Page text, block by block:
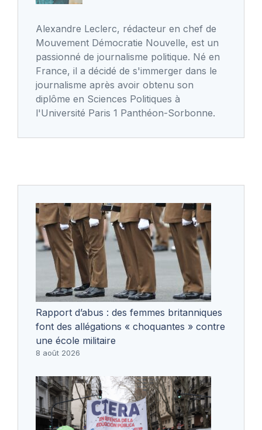
Alexandre Leclerc, rédacteur en chef de
Mouvement Démocratie Nouvelle, est un
passionné de journalisme politique. Né en
France, il a décidé de s'immerger dans le
journalisme après avoir obtenu son
diplôme en Sciences Politiques à
l'Université Paris 1 Panthéon-Sorbonne.
Rapport d’abus : des femmes britanniques
font des allégations « choquantes » contre
une école militaire
8 août 2026